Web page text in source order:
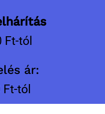
Ft-tól
ár:
tól